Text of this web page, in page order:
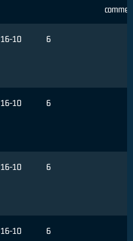
16-10 6
16-10 6
16-10 6
16-10 6